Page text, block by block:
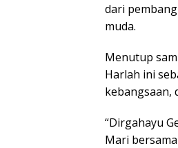
dari
muda.
Menutup
Harlah ini
kebangsaan,
“Dirgahayu
Mari